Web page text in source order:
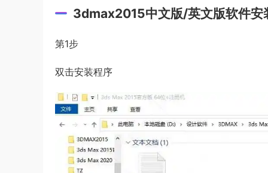
3dmax2015中文版/英文版软件安
第1步
双击安装程序